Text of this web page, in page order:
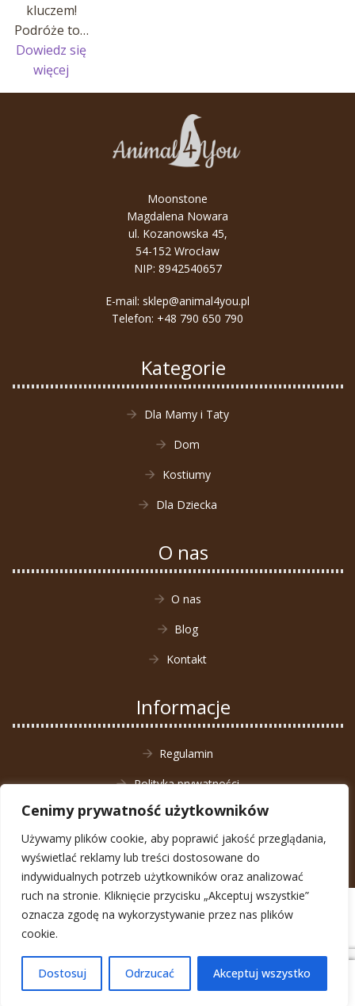
Cenimy prywatność użytkowników
Używamy plików cookie, aby poprawić jakość przeglądania,
wyświetlać reklamy lub treści dostosowane do
indywidualnych potrzeb użytkowników oraz analizować
ruch na stronie. Kliknięcie przycisku „Akceptuj wszystkie”
oznacza zgodę na wykorzystywanie przez nas plików
cookie.
Dostosuj Odrzucać Akceptuj wszystko
kluczem!
Podróże to…
Dowiedz się
więcej
Podróże
Moonstone
Magdalena Nowara
ul. Kozanowska 45,
54-152 Wrocław
NIP: 8942540657
E-mail: sklep@animal4you.pl
Telefon: +48 790 650 790
Kategorie
Dla Mamy i Taty
Dom
Kostiumy
Dla Dziecka
O nas
O nas
Blog
Kontakt
Informacje
Regulamin
Polityka prywatności
Zwrot towaru
0
© Animal4You 2026